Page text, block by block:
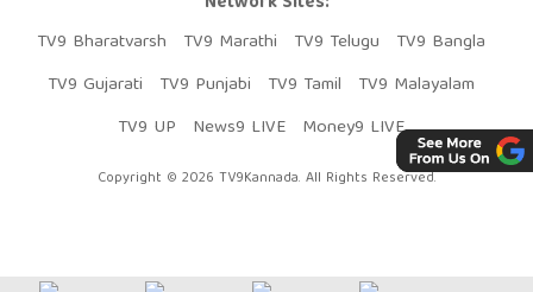
TV9 Bharatvarsh
TV9 Marathi TV9 Telugu
TV9 Bangla
TV9 Gujarati
TV9 Punjabi TV9 Tamil
TV9 Malayalam
TV9 UP
News9 LIVE Money9 LIVE
Copyright © 2026 TV9Kannada. All Rights Reserved.